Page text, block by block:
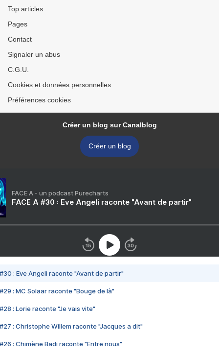
Top articles
Pages
Contact
Signaler un abus
C.G.U.
Cookies et données personnelles
Préférences cookies
Créer un blog sur Canalblog
Créer un blog
FACE A - un podcast Purecharts
FACE A #30 : Eve Angeli raconte "Avant de partir"
#30 : Eve Angeli raconte "Avant de partir"
#29 : MC Solaar raconte "Bouge de là"
#28 : Lorie raconte "Je vais vite"
#27 : Christophe Willem raconte "Jacques a dit"
#26 : Chimène Badi raconte "Entre nous"